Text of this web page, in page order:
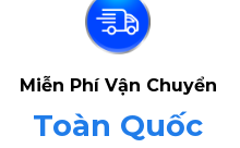
Miễn Phí Vận Chuyển
Toàn Quốc